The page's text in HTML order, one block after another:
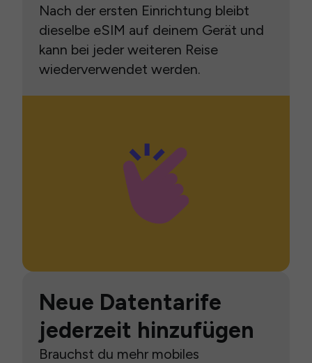
Nach der ersten Einrichtung bleibt
dieselbe eSIM auf deinem Gerät und
kann bei jeder weiteren Reise
wiederverwendet werden.
Neue Datentarife
jederzeit hinzufügen
Brauchst du mehr mobiles